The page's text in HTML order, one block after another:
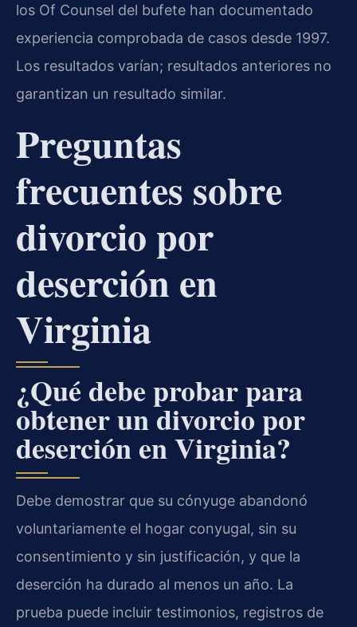
los Of Counsel del bufete han documentado
experiencia comprobada de casos desde 1997.
Los resultados varían; resultados anteriores no
garantizan un resultado similar.
Preguntas
frecuentes sobre
divorcio por
deserción en
Virginia
¿Qué debe probar para
obtener un divorcio por
deserción en Virginia?
Debe demostrar que su cónyuge abandonó
voluntariamente el hogar conyugal, sin su
consentimiento y sin justificación, y que la
deserción ha durado al menos un año. La
prueba puede incluir testimonios, registros de